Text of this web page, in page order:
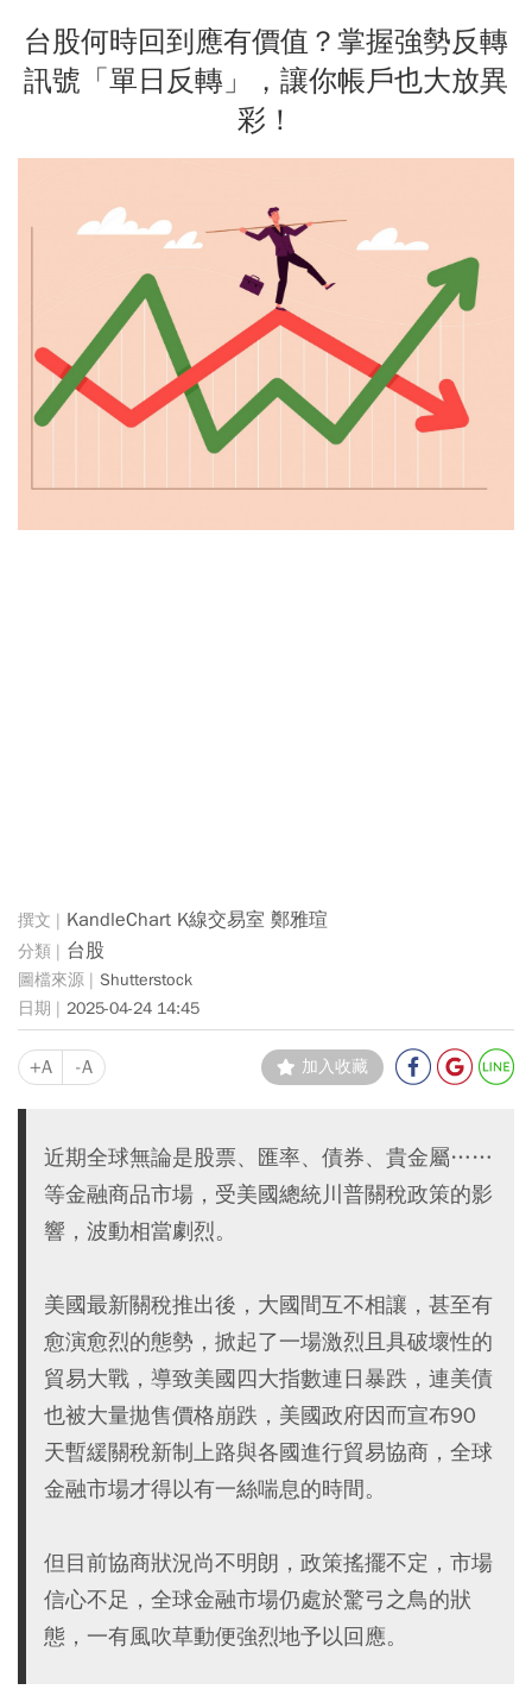
台股何時回到應有價值？掌握強勢反轉
訊號「單日反轉」，讓你帳戶也大放異
彩！
KandleChart K線交易室 鄭雅瑄
台股
Shutterstock
2025-04-24 14:45
+A -A 加入收藏
近期全球無論是股票、匯率、債券、貴金屬……
等金融商品市場，受美國總統川普關稅政策的影
響，波動相當劇烈。
美國最新關稅推出後，大國間互不相讓，甚至有
愈演愈烈的態勢，掀起了一場激烈且具破壞性的
貿易大戰，導致美國四大指數連日暴跌，連美債
也被大量拋售價格崩跌，美國政府因而宣布90
天暫緩關稅新制上路與各國進行貿易協商，全球
金融市場才得以有一絲喘息的時間。
但目前協商狀況尚不明朗，政策搖擺不定，市場
信心不足，全球金融市場仍處於驚弓之鳥的狀
態，一有風吹草動便強烈地予以回應。